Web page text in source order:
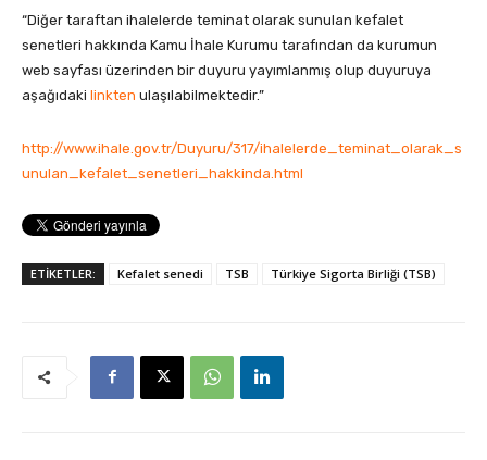
“Diğer taraftan ihalelerde teminat olarak sunulan kefalet
senetleri hakkında Kamu İhale Kurumu tarafından da kurumun
web sayfası üzerinden bir duyuru yayımlanmış olup duyuruya
aşağıdaki linkten ulaşılabilmektedir.”
http://www.ihale.gov.tr/Duyuru/317/ihalelerde_teminat_olarak_s
unulan_kefalet_senetleri_hakkinda.html
ETİKETLER: Kefalet senedi TSB Türkiye Sigorta Birliği (TSB)